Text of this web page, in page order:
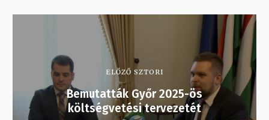
ELŐZŐ SZTORI
Bemutatták Győr 2025-ös
költségvetési tervezetét